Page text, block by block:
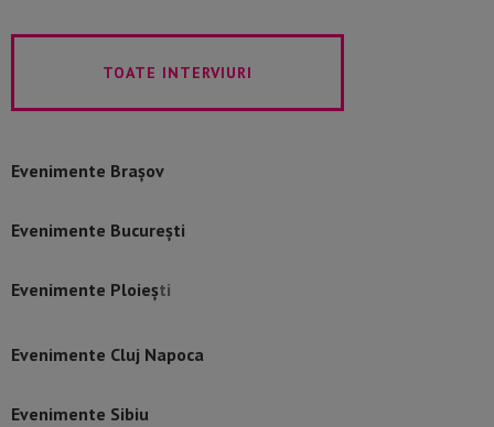
TOATE INTERVIURI
Evenimente Brașov
Evenimente București
Evenimente Ploiești
Evenimente Cluj Napoca
Evenimente Sibiu